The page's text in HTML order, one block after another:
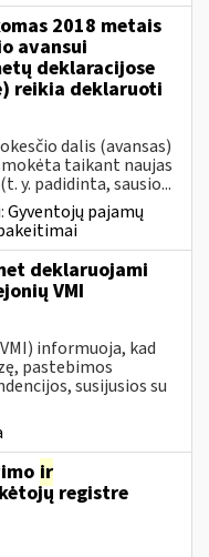
2018 metais
avansui
deklaracijose
reikia deklaruoti
dalis (avansas)
taikant naujas
y. padidinta, sausio...
Gyventojų pajamų
deklaruojami
VMI
informuoja, kad
pastebimos
susijusios su
ir
registre